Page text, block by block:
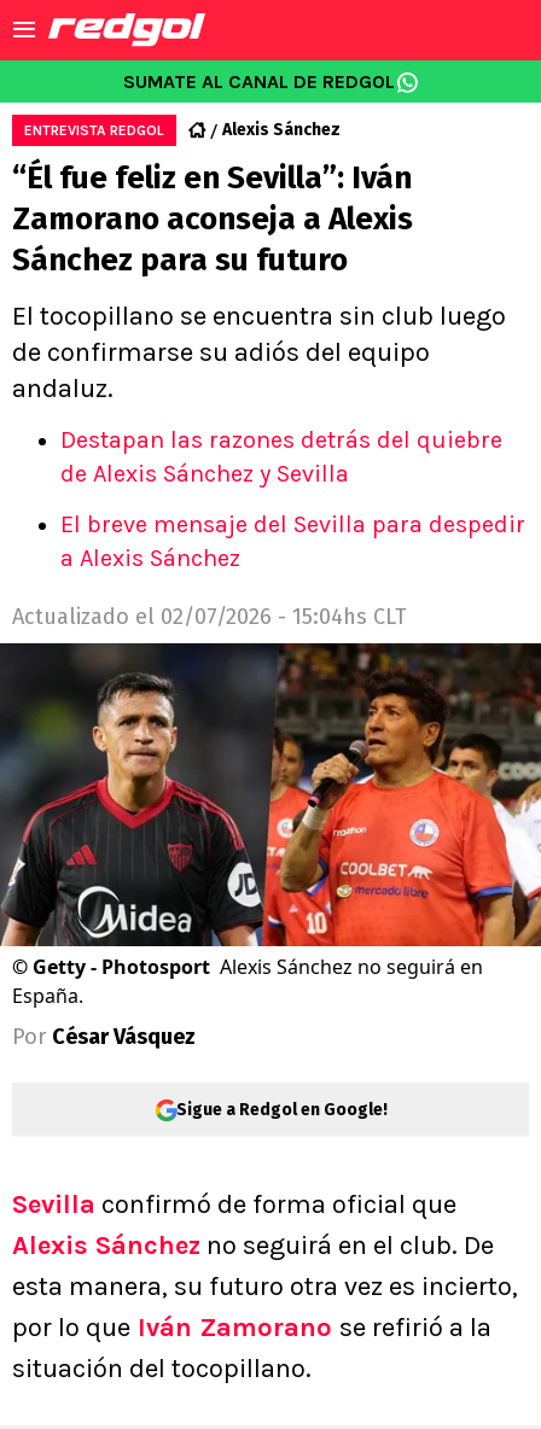
SUMATE AL CANAL DE REDGOL
ENTREVISTA REDGOL Alexis Sánchez
“Él fue feliz en Sevilla”: Iván
Zamorano aconseja a Alexis
Sánchez para su futuro
El tocopillano se encuentra sin club luego
de confirmarse su adiós del equipo
andaluz.
Destapan las razones detrás del quiebre
de Alexis Sánchez y Sevilla
El breve mensaje del Sevilla para despedir
a Alexis Sánchez
Actualizado el 02/07/2026 - 15:04hs CLT
© Getty - Photosport Alexis Sánchez no seguirá en
España.
Por César Vásquez
Sigue a Redgol en Google!
Sevilla confirmó de forma oficial que
Alexis Sánchez no seguirá en el club. De
esta manera, su futuro otra vez es incierto,
por lo que Iván Zamorano se refirió a la
situación del tocopillano.